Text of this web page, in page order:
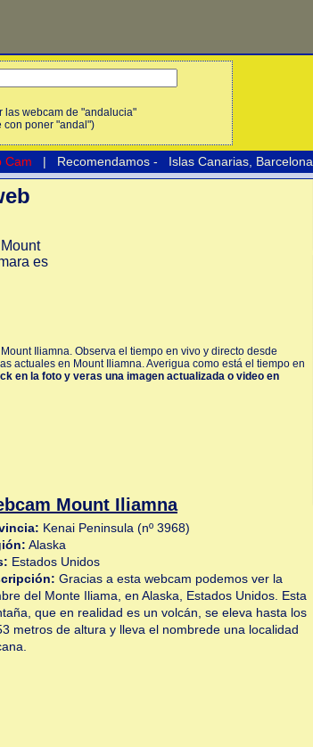
las webcam de "andalucia"
con poner "andal")
Cam | Recomendamos - Islas Canarias Barcelona
es
Iliamna. Observa el tiempo en vivo y directo desde
actuales en Mount Iliamna. Averigua como está el tiempo en
en la foto y veras una imagen actualizada o video en
Mount Iliamna
Kenai Peninsula (nº 3968)
Alaska
Estados Unidos
Gracias a esta webcam podemos ver la
del Monte Iliama, en Alaska, Estados Unidos. Esta
que en realidad es un volcán, se eleva hasta los
metros de altura y lleva el nombrede una localidad